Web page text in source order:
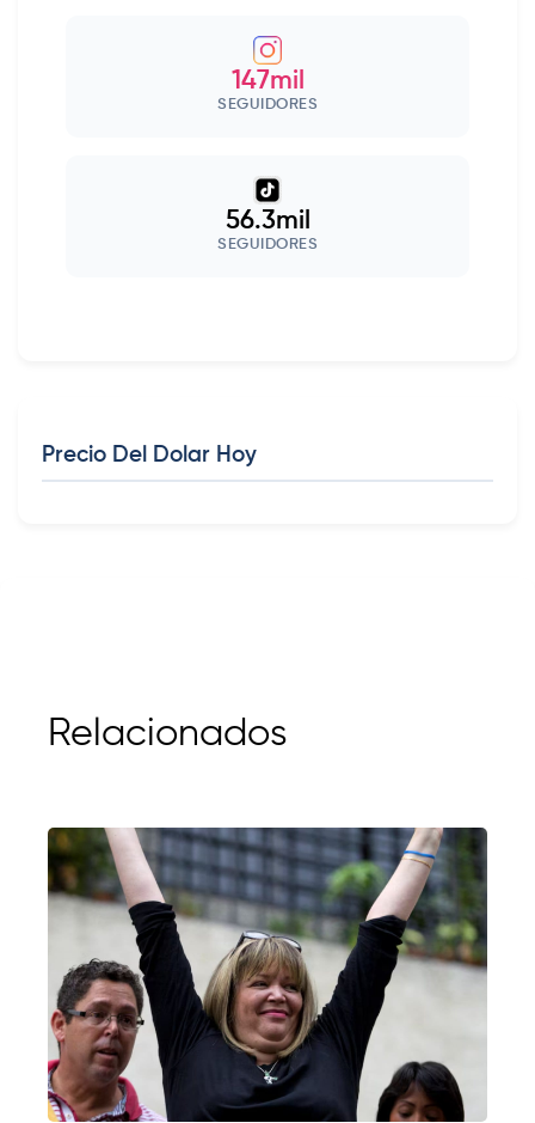
147mil
SEGUIDORES
56.3mil
SEGUIDORES
Precio Del Dolar Hoy
Relacionados